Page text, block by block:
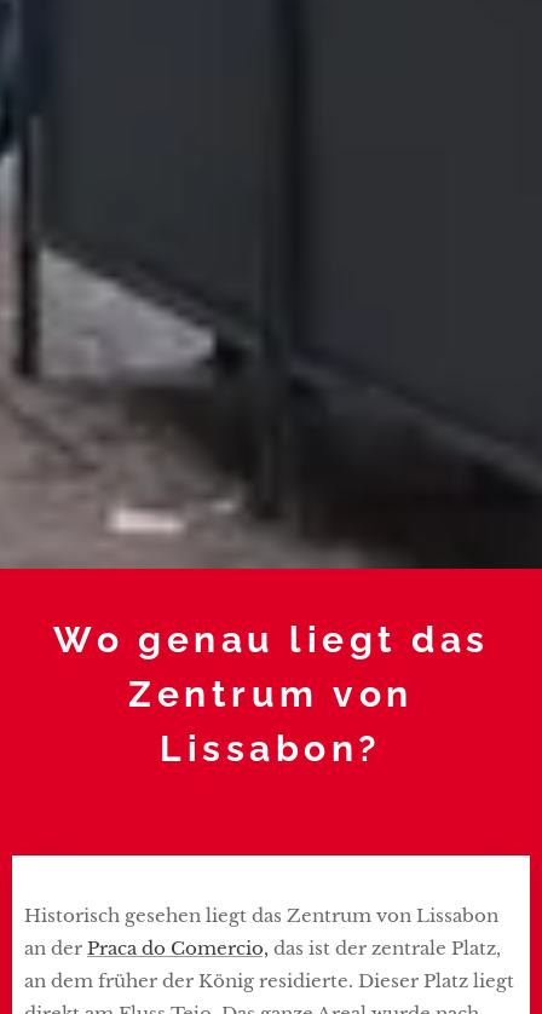
Wo genau liegt das
Zentrum von
Lissabon?
Historisch gesehen liegt das Zentrum von Lissabon
an der Praca do Comercio, das ist der zentrale Platz,
an dem früher der König residierte. Dieser Platz liegt